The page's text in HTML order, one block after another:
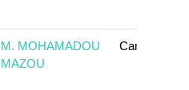
M. MOHAMADOU
MAZOU
Cameroun